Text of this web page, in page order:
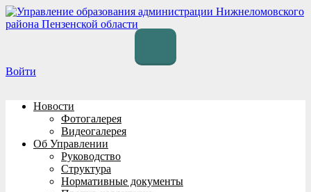
Перейти
к
Войти
Новости
Фотогалерея
Видеогалерея
Об Управлении
Руководство
Структура
Нормативные документы